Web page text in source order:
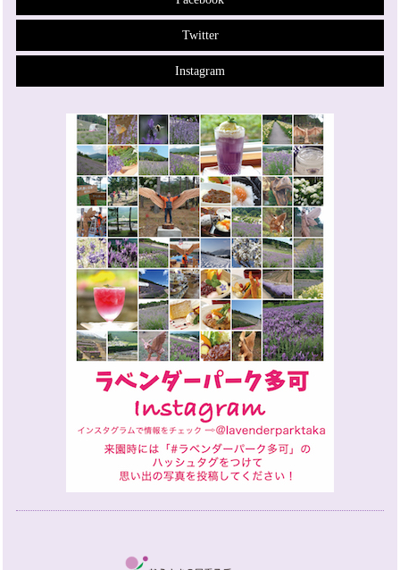
Twitter
Instagram